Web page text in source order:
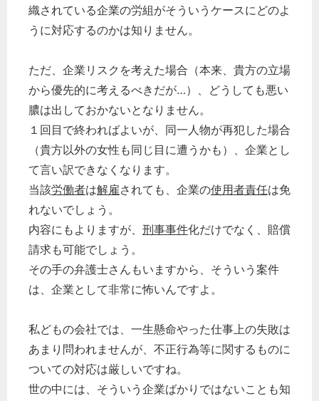
織されている企業の労組がそういうケースにどのよ
うに対応するのかは知りません。
ただ、企業リスクを考えた場合（本来、貴方の立場
から優先的に考えるべきだが…）、どうしても悪い
膿は出しておかないとなりません。
１回目で終わればよいが、同一人物が再犯した場合
（貴方以外の女性も同じ目に遭うかも）、企業とし
て言い訳できなくなります。
当該労働者は解雇されても、企業の使用者責任は免
れないでしょう。
内容にもよりますが、 刑事事件化だけでなく、賠償
請求も可能でしょう。
その手の弁護士さんもいますから、そういう案件
は、企業として非常に怖いんですよ。
私どもの会社では、一生懸命やった仕事上の失敗は
あまり問われませんが、不正行為等に関するものに
ついての対応は厳しいですね。
世の中には、そういう企業ばかりではないことも知